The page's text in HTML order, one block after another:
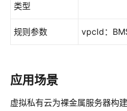
录
器
类型
规则参数 vpcId：
应用场景
虚拟私有云为裸金属服务器构